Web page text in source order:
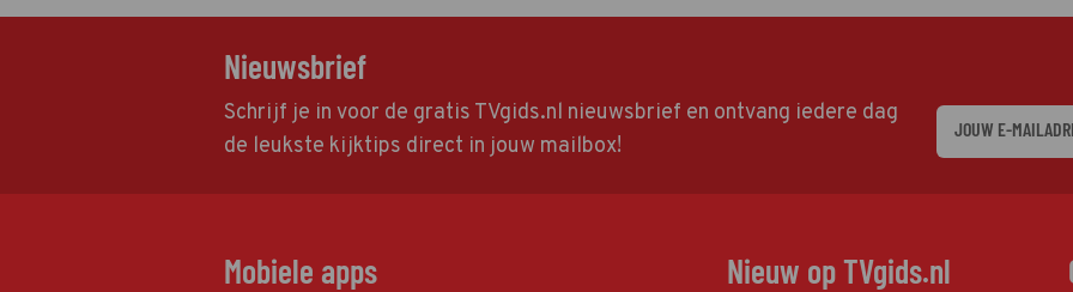
Nieuwsbrief
Schrijf je in voor de gratis TVgids.nl nieuwsbrief en ontvang iedere dag
de leukste kijktips direct in jouw mailbox!
Mobiele apps Nieuw op TVgids.nl